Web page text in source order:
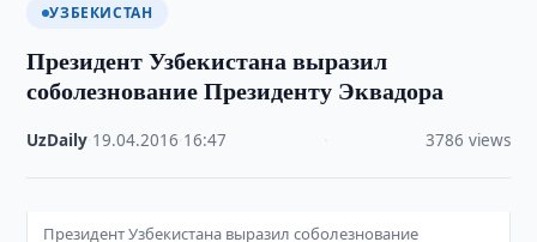
УЗБЕКИСТАН
Президент Узбекистана выразил
соболезнование Президенту Эквадора
UzDaily 19.04.2016 16:47 3786 views
Президент Узбекистана выразил соболезнование